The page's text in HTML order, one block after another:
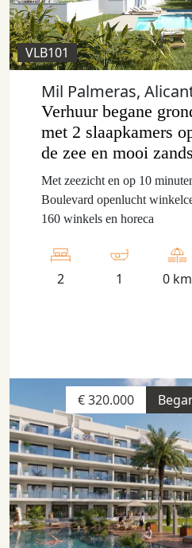
VLB101
Mil Palmeras,
Verhuur begane
met 2 slaapkamers
de zee en mooi
Met zeezicht en op 10
Boulevard openlucht
160 winkels en horeca
2 1 0 km
€ 320.000